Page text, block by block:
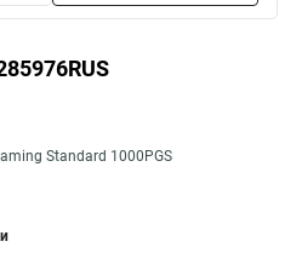
Standard 1000PGS